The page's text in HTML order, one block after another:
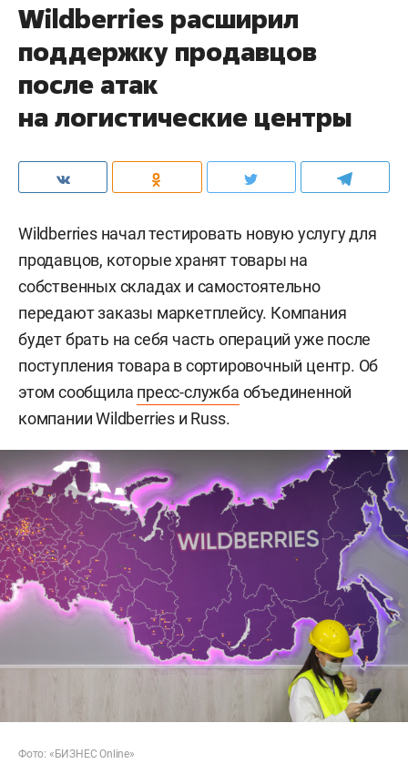
Wildberries расширил
поддержку продавцов
после атак
на логистические центры
Wildberries начал тестировать новую услугу для
продавцов, которые хранят товары на
собственных складах и самостоятельно
передают заказы маркетплейсу. Компания
будет брать на себя часть операций уже после
поступления товара в сортировочный центр. Об
этом сообщила пресс-служба объединенной
компании Wildberries и Russ.
Фото: «БИЗНЕС Online»